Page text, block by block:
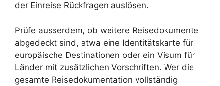
der Einreise Rückfragen auslösen.
Prüfe ausserdem, ob weitere Reisedokumente
abgedeckt sind, etwa eine Identitätskarte für
europäische Destinationen oder ein Visum für
Länder mit zusätzlichen Vorschriften. Wer die
gesamte Reisedokumentation vollständig